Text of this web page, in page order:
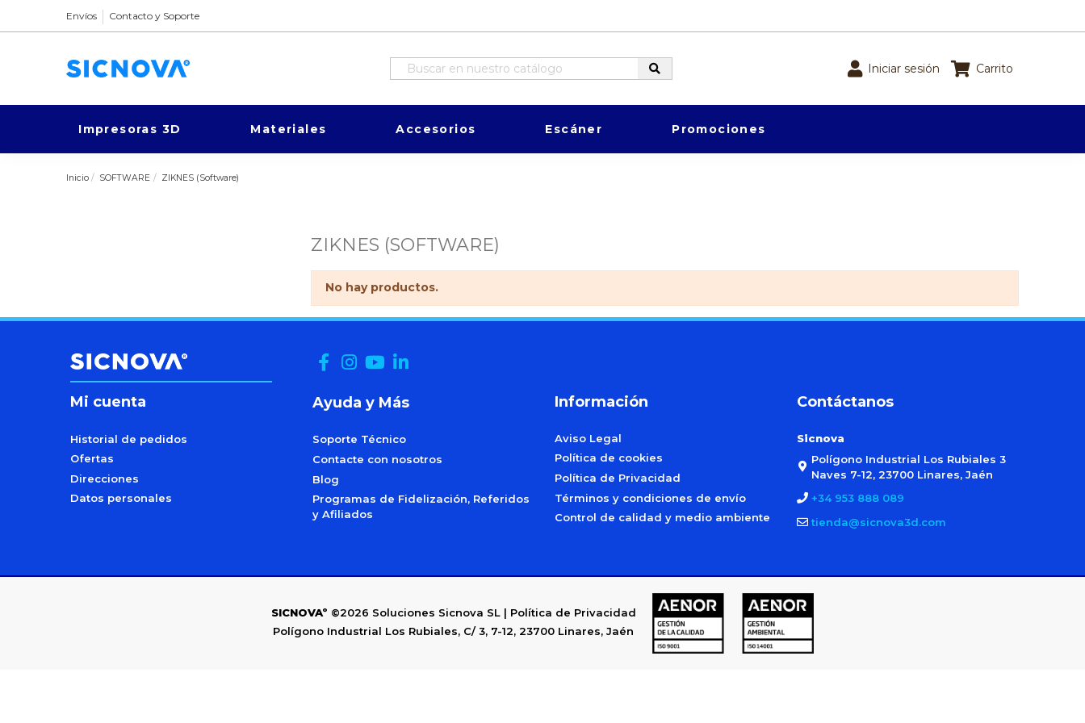
Envíos Contacto y Soporte
Iniciar sesión Carrito
Impresoras 3D Materiales Accesorios Escáner Promociones
Inicio SOFTWARE ZIKNES (Software)
ZIKNES (SOFTWARE)
No hay productos.
Mi cuenta
Historial de pedidos
Ofertas
Direcciones
Datos personales
Ayuda y Más
Soporte Técnico
Contacte con nosotros
Blog
Programas de Fidelización, Referidos
y Afiliados
Información
Aviso Legal
Política de cookies
Política de Privacidad
Términos y condiciones de envío
Control de calidad y medio ambiente
Contáctanos
Sicnova
Polígono Industrial Los Rubiales 3
Naves 7-12, 23700 Linares, Jaén
+34 953 888 089
tienda@sicnova3d.com
SICNOVAº ©2026 Soluciones Sicnova SL | Política de Privacidad
Polígono Industrial Los Rubiales, C/ 3, 7-12, 23700 Linares, Jaén